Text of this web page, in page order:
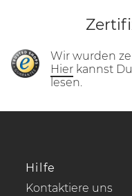
Wir wurden
Hier kannst
lesen.
Hilfe
Kontaktiere uns